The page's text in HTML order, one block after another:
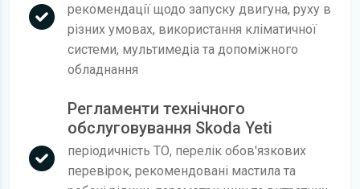
рекомендації щодо запуску двигуна, руху в
різних умовах, використання кліматичної
системи, мультимедіа та допоміжного
обладнання
Регламенти технічного
обслуговування Skoda Yeti
періодичність ТО, перелік обов'язкових
перевірок, рекомендовані мастила та